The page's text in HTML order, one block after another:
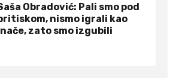
Obradović: Pali smo pod
nismo igrali kao
zato smo izgubili